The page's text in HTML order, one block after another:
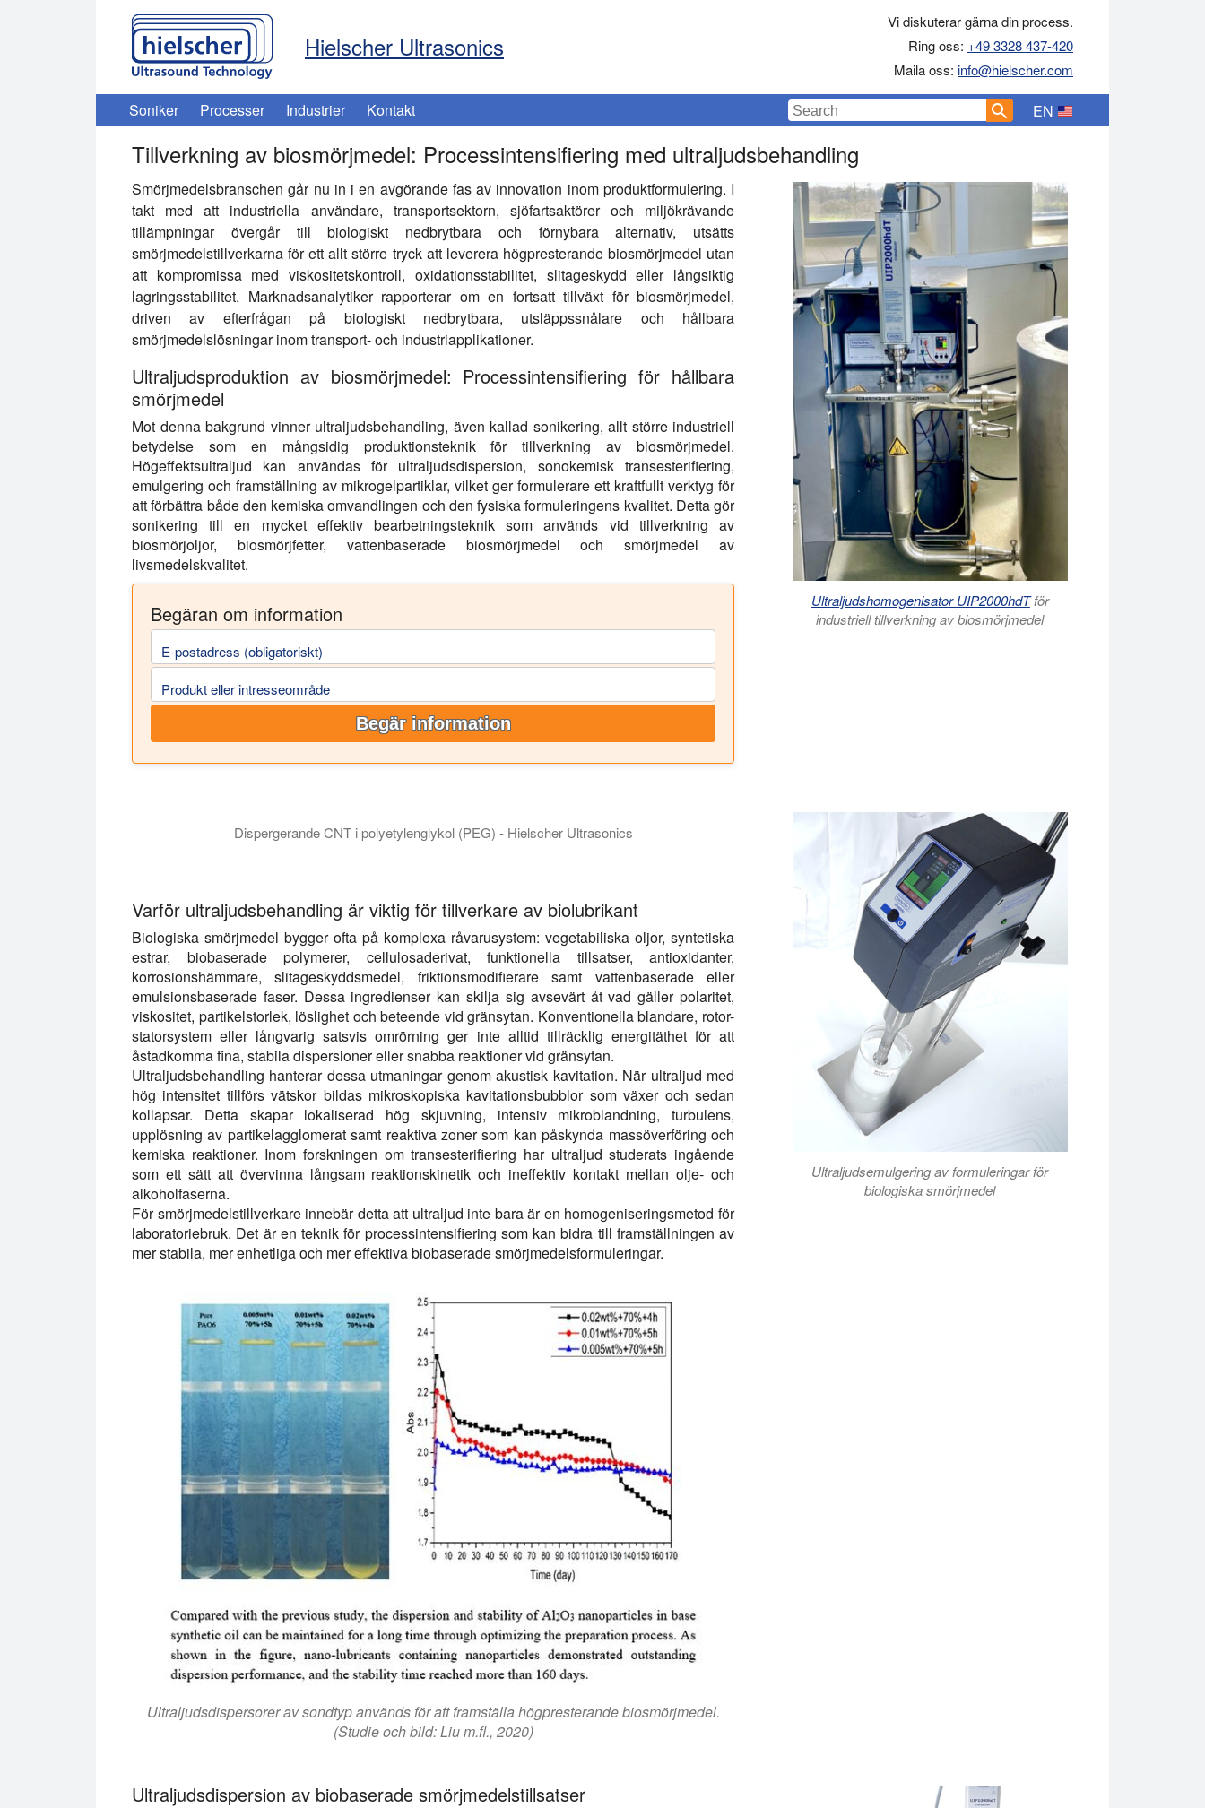
Hielscher Ultrasonics
Vi diskuterar gärna din process.
Ring oss: +49 3328 437-420
Maila oss: info@hielscher.com
Soniker Processer Industrier Kontakt EN
Tillverkning av biosmörjmedel: Processintensifiering med ultraljudsbehandling
Smörjmedelsbranschen går nu in i en avgörande fas av innovation inom produktformulering. I
takt med att industriella användare, transportsektorn, sjöfartsaktörer och miljökrävande
tillämpningar övergår till biologiskt nedbrytbara och förnybara alternativ, utsätts
smörjmedelstillverkarna för ett allt större tryck att leverera högpresterande biosmörjmedel utan
att kompromissa med viskositetskontroll, oxidationsstabilitet, slitageskydd eller långsiktig
lagringsstabilitet. Marknadsanalytiker rapporterar om en fortsatt tillväxt för biosmörjmedel,
driven av efterfrågan på biologiskt nedbrytbara, utsläppssnålare och hållbara
smörjmedelslösningar inom transport- och industriapplikationer.
Ultraljudsproduktion av biosmörjmedel: Processintensifiering för hållbara
smörjmedel
Mot denna bakgrund vinner ultraljudsbehandling, även kallad sonikering, allt större industriell
betydelse som en mångsidig produktionsteknik för tillverkning av biosmörjmedel.
Högeffektsultraljud kan användas för ultraljudsdispersion, sonokemisk transesterifiering,
emulgering och framställning av mikrogelpartiklar, vilket ger formulerare ett kraftfullt verktyg för
att förbättra både den kemiska omvandlingen och den fysiska formuleringens kvalitet. Detta gör
sonikering till en mycket effektiv bearbetningsteknik som används vid tillverkning av
biosmörjoljor, biosmörjfetter, vattenbaserade biosmörjmedel och smörjmedel av
livsmedelskvalitet.
Begäran om information
E-postadress (obligatoriskt)
Produkt eller intresseområde
Begär information
Ultraljudshomogenisator UIP2000hdTför
industriell tillverkning av biosmörjmedel
Dispergerande CNT i polyetylenglykol (PEG) - Hielscher Ultrasonics
Ultraljudssyntetiserade nanovätskor är effektiva kylmedel och värmeväxlarvätskor. Värmeledande nanomaterial ökar värmeöverföringen och
Varför ultraljudsbehandling är viktig för tillverkare av biolubrikant
Biologiska smörjmedel bygger ofta på komplexa råvarusystem: vegetabiliska oljor, syntetiska
estrar, biobaserade polymerer, cellulosaderivat, funktionella tillsatser, antioxidanter,
korrosionshämmare, slitageskyddsmedel, friktionsmodifierare samt vattenbaserade eller
emulsionsbaserade faser. Dessa ingredienser kan skilja sig avsevärt åt vad gäller polaritet,
viskositet, partikelstorlek, löslighet och beteende vid gränsytan. Konventionella blandare, rotor-
statorsystem eller långvarig satsvis omrörning ger inte alltid tillräcklig energitäthet för att
åstadkomma fina, stabila dispersioner eller snabba reaktioner vid gränsytan.
Ultraljudsbehandling hanterar dessa utmaningar genom akustisk kavitation. När ultraljud med
hög intensitet tillförs vätskor bildas mikroskopiska kavitationsbubblor som växer och sedan
kollapsar. Detta skapar lokaliserad hög skjuvning, intensiv mikroblandning, turbulens,
upplösning av partikelagglomerat samt reaktiva zoner som kan påskynda massöverföring och
kemiska reaktioner. Inom forskningen om transesterifiering har ultraljud studerats ingående
som ett sätt att övervinna långsam reaktionskinetik och ineffektiv kontakt mellan olje- och
alkoholfaserna.
För smörjmedelstillverkare innebär detta att ultraljud inte bara är en homogeniseringsmetod för
laboratoriebruk. Det är en teknik för processintensifiering som kan bidra till framställningen av
mer stabila, mer enhetliga och mer effektiva biobaserade smörjmedelsformuleringar.
Ultraljudsdispersorer av sondtyp används för att framställa högpresterande biosmörjmedel.
(Studie och bild: Liu m.fl., 2020)
Ultraljudsemulgering av formuleringar för
biologiska smörjmedel
Ultraljudsdispersion av biobaserade smörjmedelstillsatser